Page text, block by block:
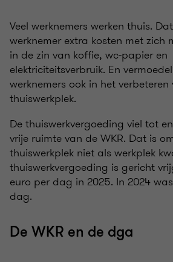
Veel werknemers werken thuis.
werknemer extra kosten met zich
in de zin van koffie, wc-papier en
elektriciteitsverbruik. En
werknemers ook in het
thuiswerkplek.
De thuiswerkvergoeding viel tot
vrije ruimte van de WKR. Dat is
thuiswerkplek niet als werkplek
thuiswerkvergoeding is gericht
euro per dag in 2025. In 2024
dag.
De WKR en de dga